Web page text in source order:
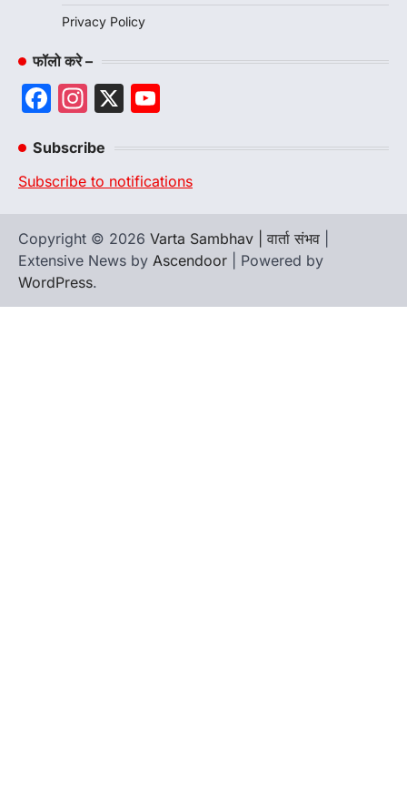
Privacy Policy
फॉलो करे –
Facebook
Instagram
X
Subscribe
Subscribe to notifications
Copyright © 2026 Varta Sambhav | वार्ता संभव
Extensive News by Ascendoor | Powered by
WordPress.